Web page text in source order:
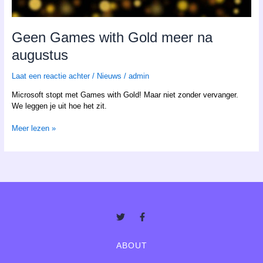
Geen Games with Gold meer na
augustus
Laat een reactie achter / Nieuws /admin
Microsoft stopt met Games with Gold! Maar niet zonder vervanger.
We leggen je uit hoe het zit.
Meer lezen »
TwitterFacebook-
ABOUT